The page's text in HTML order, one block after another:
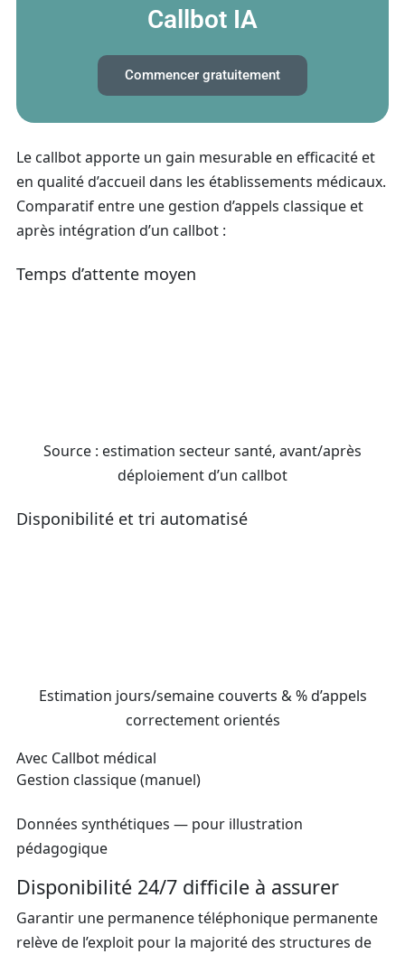
Callbot IA
Commencer gratuitement
Le callbot apporte un gain mesurable en efficacité et
en qualité d’accueil dans les établissements médicaux.
Comparatif entre une gestion d’appels classique et
après intégration d’un callbot :
Temps d’attente moyen
Source : estimation secteur santé, avant/après
déploiement d’un callbot
Disponibilité et tri automatisé
Estimation jours/semaine couverts & % d’appels
correctement orientés
Avec Callbot médical
Gestion classique (manuel)
Données synthétiques — pour illustration
pédagogique
Disponibilité 24/7 difficile à assurer
Garantir une permanence téléphonique permanente
relève de l’exploit pour la majorité des structures de